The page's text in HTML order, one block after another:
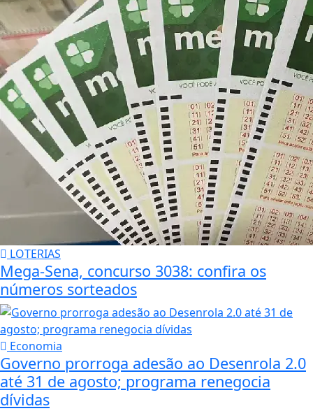
LOTERIAS
Mega-Sena, concurso 3038: confira os
números sorteados
Economia
Governo prorroga adesão ao Desenrola 2.0
até 31 de agosto; programa renegocia
dívidas